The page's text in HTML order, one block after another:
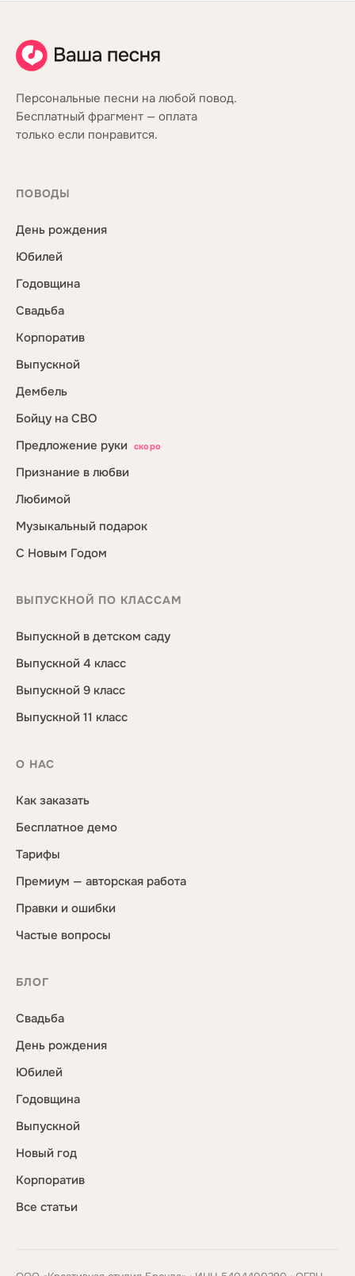
Персональные песни на любой повод.
Бесплатный фрагмент — оплата
только если понравится.
ПОВОДЫ
День рождения
Юбилей
Годовщина
Свадьба
Корпоратив
Выпускной
Дембель
Бойцу на СВО
Предложение руки
скоро
Признание в любви
Любимой
Музыкальный подарок
С Новым Годом
ВЫПУСКНОЙ ПО КЛАССАМ
Выпускной в детском саду
Выпускной 4 класс
Выпускной 9 класс
Выпускной 11 класс
О НАС
Как заказать
Бесплатное демо
Тарифы
Премиум — авторская работа
Правки и ошибки
Частые вопросы
БЛОГ
Свадьба
День рождения
Юбилей
Годовщина
Выпускной
Новый год
Корпоратив
Все статьи